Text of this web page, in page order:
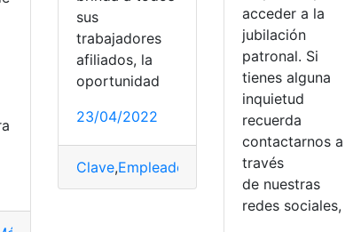
sus
trabajadores
afiliados, la
oportunidad
23/04/2022
Clave,Empleador Patronales
acceder a la
jubilación
patronal. Si
tienes alguna
inquietud
recuerda
contactarnos a
través
de nuestras
redes sociales,